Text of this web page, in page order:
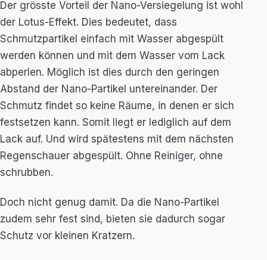
Der grösste Vorteil der Nano-Versiegelung ist wohl
der Lotus-Effekt. Dies bedeutet, dass
Schmutzpartikel einfach mit Wasser abgespült
werden können und mit dem Wasser vom Lack
abperlen. Möglich ist dies durch den geringen
Abstand der Nano-Partikel untereinander. Der
Schmutz findet so keine Räume, in denen er sich
festsetzen kann. Somit liegt er lediglich auf dem
Lack auf. Und wird spätestens mit dem nächsten
Regenschauer abgespült. Ohne Reiniger, ohne
schrubben.
Doch nicht genug damit. Da die Nano-Partikel
zudem sehr fest sind, bieten sie dadurch sogar
Schutz vor kleinen Kratzern.